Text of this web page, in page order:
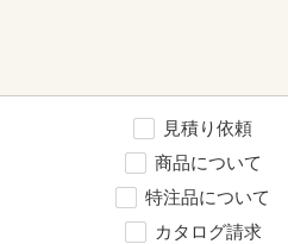
見積り依頼
商品について
特注品について
カタログ請求